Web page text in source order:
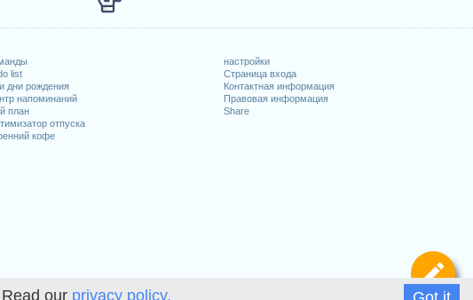
our privacy policy.
list
дни рождения
напоминаний
план
отпуска
кофе
настройки
Страница входа
Контактная информация
Правовая информация
Share